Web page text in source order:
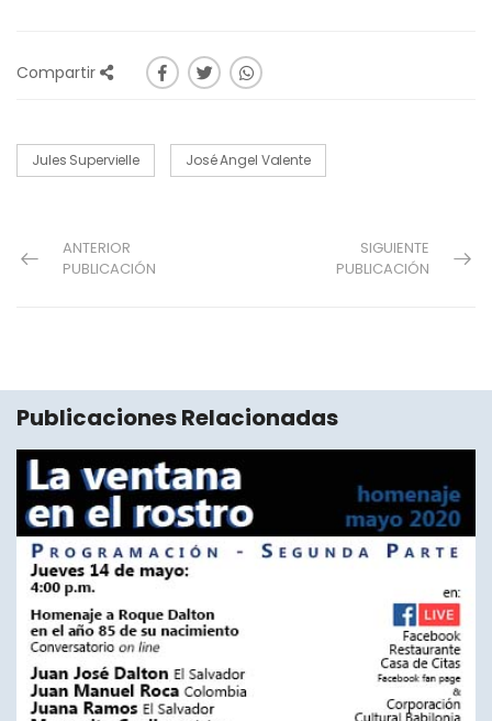
Compartir
Jules Supervielle José Angel Valente
ANTERIOR
PUBLICACIÓN
SIGUIENTE
PUBLICACIÓN
Publicaciones Relacionadas